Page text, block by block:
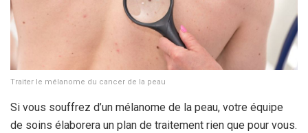
Traiter le mélanome du cancer de la peau
Si vous souffrez d’un mélanome de la peau, votre équipe
de soins élaborera un plan de traitement rien que pour vous.